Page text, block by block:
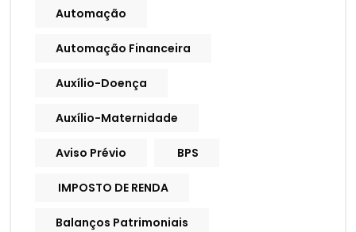
Automação
Automação Financeira
Auxílio-Doença
Auxílio-Maternidade
Aviso Prévio BPS
IMPOSTO DE RENDA
Balanços Patrimoniais